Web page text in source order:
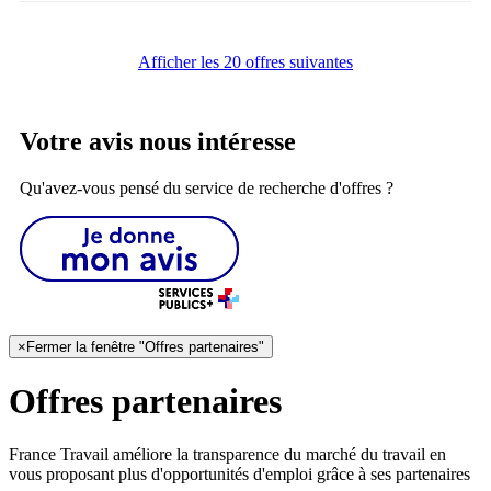
Afficher les 20 offres suivantes
Votre avis nous intéresse
Qu'avez-vous pensé du service de recherche d'offres ?
×Fermer la fenêtre "Offres partenaires"
Offres partenaires
France Travail améliore la transparence du marché du travail en
vous proposant plus d'opportunités d'emploi grâce à ses partenaires